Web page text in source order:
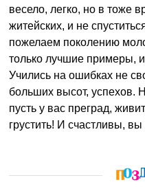
весело, легко, но в тоже
житейских, и не
пожелаем поколению
только лучшие примеры,
Учились на ошибках не
больших высот, успехов.
пусть у вас преград,
грустить! И счастливы,